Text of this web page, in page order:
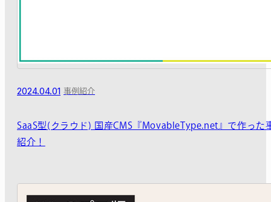
2024.04.01 事例紹介
SaaS型(クラウド) 国産CMS『MovableType.net』で作った
紹介！